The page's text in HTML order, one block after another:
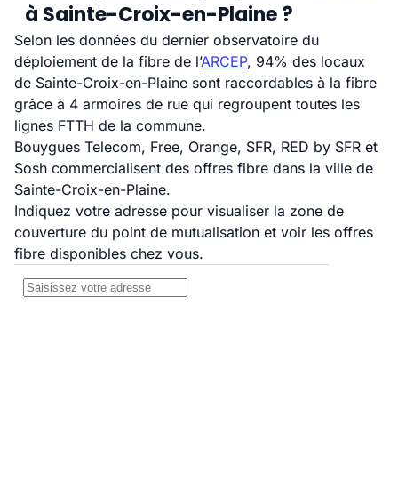
à Sainte-Croix-en-Plaine ?
Selon les données du dernier observatoire du
déploiement de la fibre de l’ARCEP, 94% des locaux
de Sainte-Croix-en-Plaine sont raccordables à la fibre
grâce à 4 armoires de rue qui regroupent toutes les
lignes FTTH de la commune.
Bouygues Telecom, Free, Orange, SFR, RED by SFR et
Sosh commercialisent des offres fibre dans la ville de
Sainte-Croix-en-Plaine.
Indiquez votre adresse pour visualiser la zone de
couverture du point de mutualisation et voir les offres
fibre disponibles chez vous.